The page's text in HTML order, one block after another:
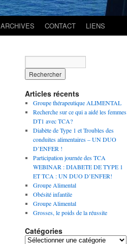
ARCHIVES CONTACT LIENS
Articles récents
Groupe thérapeutique ALIMENTAL
Recherche sur ce qui a aidé les femmes
DT1 avec TCA?
Diabète de Type 1 et Troubles des
conduites alimentaires – UN DUO
D’ENFER !
Participation journée des TCA
WEBINAR : DIABETE DE TYPE 1
ET TCA : UN DUO D’ENFER!
Groupe Alimental
Obésité infantile
Groupe Alimental
Grosses, le poids de la réussite
Catégories